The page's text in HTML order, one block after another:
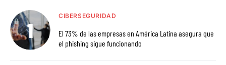
CIBERSEGURIDAD
El 73% de las empresas en América Latina asegura que
el phishing sigue funcionando